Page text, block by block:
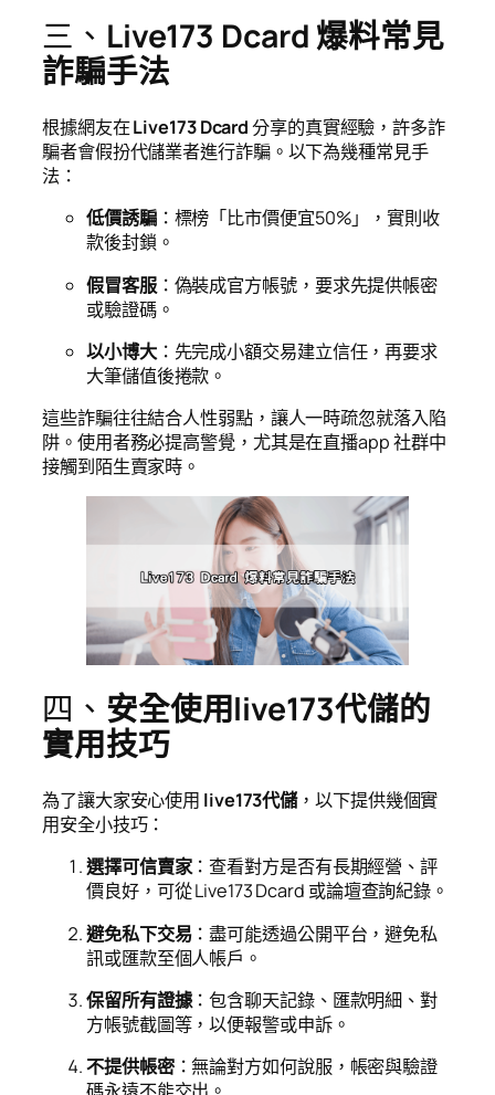
三、 Live173 Dcard 爆料常見
詐騙手法
根據網友在Live173 Dcard分享的真實經驗，許多詐
騙者會假扮代儲業者進行詐騙。以下為幾種常見手
法：
低價誘騙：標榜「比市價便宜50%」，實則收
款後封鎖。
假冒客服：偽裝成官方帳號，要求先提供帳密
或驗證碼。
以小博大：先完成小額交易建立信任，再要求
大筆儲值後捲款。
這些詐騙往往結合人性弱點，讓人一時疏忽就落入陷
阱。使用者務必提高警覺，尤其是在直播app 社群中
接觸到陌生賣家時。
四、 安全使用live173代儲的
實用技巧
為了讓大家安心使用 live173代儲，以下提供幾個實
用安全小技巧：
選擇可信賣家：查看對方是否有長期經營、評
價良好，可從 Live173 Dcard 或論壇查詢紀錄。
避免私下交易：盡可能透過公開平台，避免私
訊或匯款至個人帳戶。
保留所有證據：包含聊天記錄、匯款明細、對
方帳號截圖等，以便報警或申訴。
不提供帳密：無論對方如何說服，帳密與驗證